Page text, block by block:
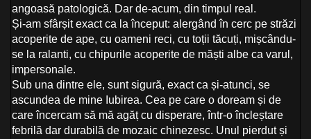
angoasă patologică. Dar de-acum, din timpul real.
Și-am sfârșit exact ca la început: alergând în cerc pe străzi
acoperite de ape, cu oameni reci, cu toții tăcuți, mișcându-
se la ralanti, cu chipurile acoperite de măști albe ca varul,
impersonale.
Sub una dintre ele, sunt sigură, exact ca și-atunci, se
ascundea de mine Iubirea. Cea pe care o doream și de
care încercam să mă agăț cu disperare, într-o încleștare
febrilă dar durabilă de mozaic chinezesc. Unul pierdut și